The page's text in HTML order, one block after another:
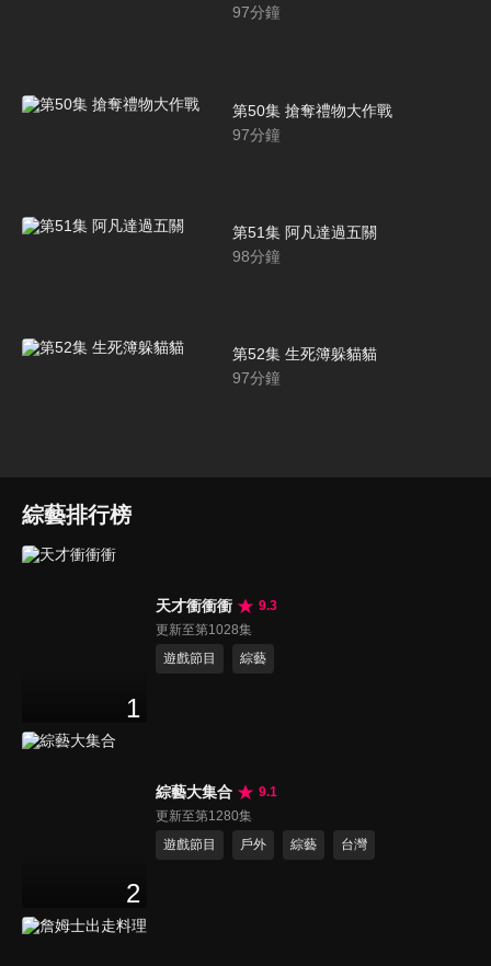
97分鐘
第50集 搶奪禮物大作戰
97分鐘
第51集 阿凡達過五關
98分鐘
第52集 生死簿躲貓貓
97分鐘
綜藝排行榜
1
天才衝衝衝
9.3
更新至第1028集
遊戲節目
綜藝
2
綜藝大集合
9.1
更新至第1280集
遊戲節目
戶外 綜藝 台灣